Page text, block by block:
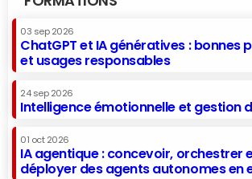
03 sep 2026
ChatGPT et IA génératives : bonnes
et usages responsables
24 sep 2026
Intelligence émotionnelle et gestion
01 oct 2026
IA agentique : concevoir, orchestrer
déployer des agents autonomes en